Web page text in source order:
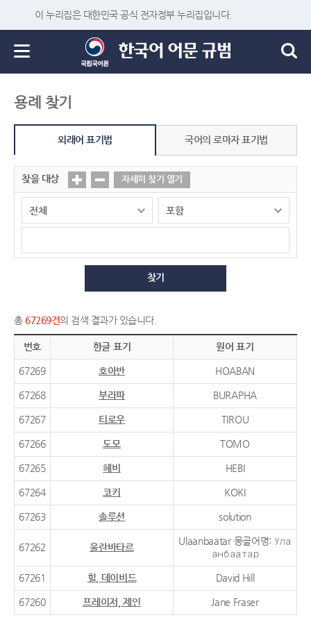
이 누리집은 대한민국 공식 전자정부 누리집입니다.
용례 찾기
외래어 표기법 국어의 로마자 표기법
찾을 대상 자세히 찾기 열기
찾기
총 67269건의 검색 결과가 있습니다.
번호 한글 표기 원어 표기
67269 호아반 HOABAN
67268 부라파 BURAPHA
67267 티로우 TIROU
67266 도모 TOMO
67265 헤비 HEBI
67264 코키 KOKI
67263 솔루션 solution
67262 울란바타르
Ulaanbaatar 몽골어명: Ула
анбаатар
67261 힐, 데이비드 David Hill
67260 프레이저, 제인 Jane Fraser